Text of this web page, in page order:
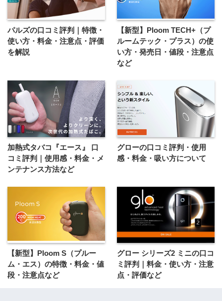
パルズの口コミ評判｜特徴・
使い方・料金・注意点・評価
を解説
【新型】Ploom TECH+（プ
ルームテック・プラス）の使
い方・発売日・値段・注意点
など
加熱式タバコ『エース』 口
コミ評判｜使用感・料金・メ
ンテナンス方法など
グローの口コミ評判・使用
感・料金・吸い方について
【新型】Ploom S（プルー
ム・エス）の特徴・料金・値
段・注意点など
グロー シリーズ2 ミニの口コ
ミ評判｜料金・使い方・注意
点・評価など